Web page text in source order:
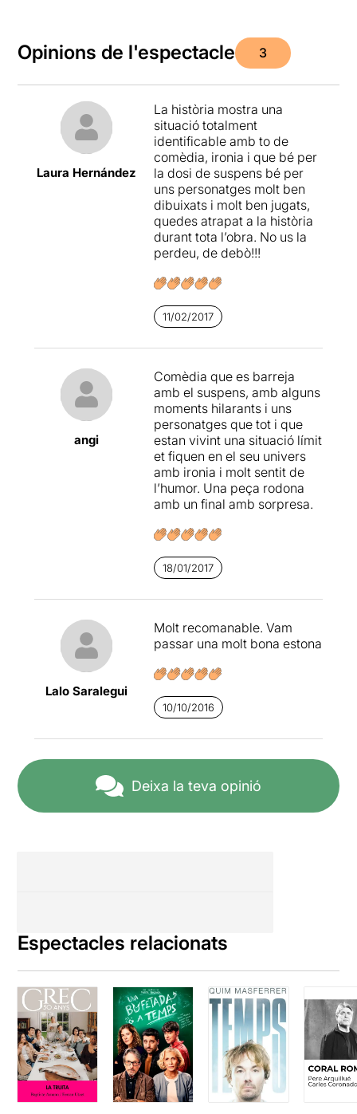
Opinions de l'espectacle 3
Laura Hernández
La història mostra una
situació totalment
identificable amb to de
comèdia, ironia i que bé per
la dosi de suspens bé per
uns personatges molt ben
dibuixats i molt ben jugats,
quedes atrapat a la història
durant tota l’obra. No us la
perdeu, de debò!!!
11/02/2017
angi
Comèdia que es barreja
amb el suspens, amb alguns
moments hilarants i uns
personatges que tot i que
estan vivint una situació límit
et fiquen en el seu univers
amb ironia i molt sentit de
l’humor. Una peça rodona
amb un final amb sorpresa.
18/01/2017
Lalo Saralegui
Molt recomanable. Vam
passar una molt bona estona
10/10/2016
Deixa la teva opinió
Espectacles relacionats